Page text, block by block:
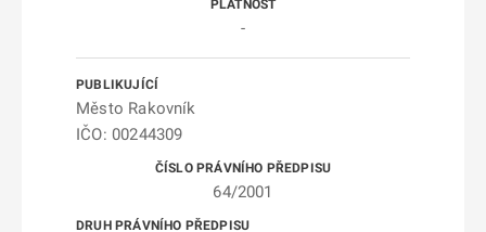
-
Město Rakovník
IČO: 00244309
64/2001